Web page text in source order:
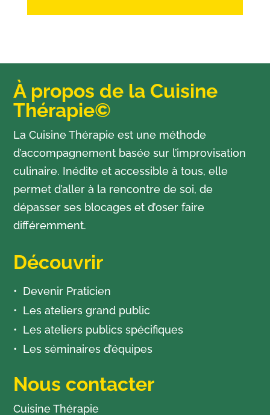
À propos de la Cuisine
Thérapie©
La Cuisine Thérapie est une méthode
d’accompagnement basée sur l’improvisation
culinaire. Inédite et accessible à tous, elle
permet d’aller à la rencontre de soi, de
dépasser ses blocages et d’oser faire
différemment.
Découvrir
Devenir Praticien
Les ateliers grand public
Les ateliers publics spécifiques
Les séminaires d’équipes
Nous contacter
Cuisine Thérapie